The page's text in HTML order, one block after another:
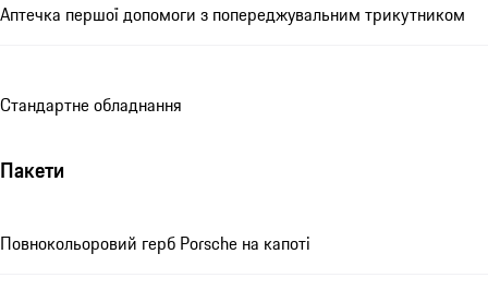
Аптечка першої допомоги з попереджувальним трикутником
Стандартне обладнання
Пакети
Повнокольоровий герб Porsche на капоті